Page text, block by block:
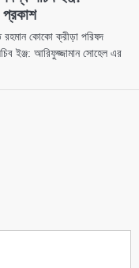
প্রকাশ
রহমান কোকো ক্রীড়া পরিষদ
ইঞ্জ: আরিফুজ্জামান সোহেল এর